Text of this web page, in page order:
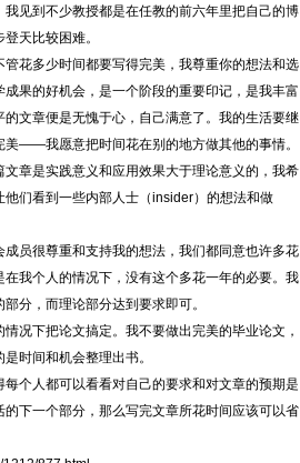
见到不少教授都是在任教的前六年里把自己的博
天比较困难。
花多少时间都要写得完美，我尊重你的想法和选
果的好机会，是一个阶段的重要印记，是我丰富
文章便是无愧于心，自己满意了。我的生活要继
——我愿意把时间花在别的地方做其他的事情。
章是实践意义和应用效果大于理论意义的，我希
们看到一些内部人士（insider）的想法和做
员很尊重和支持我的想法，我们都同意也许多花
我个人的情况下，没有这个多花一年的必要。我
分，而理论部分达到要求即可。
况下把论文搞定。我不要做出完美的毕业论文，
时间和机会整理出书。
个人都可以看看对自己的要求和对文章的预期是
下一个部分，那么写完文章所花时间应该可以省